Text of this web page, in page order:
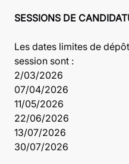
SESSIONS DE
Les dates limites de
session sont :
2/03/2026
07/04/2026
11/05/2026
22/06/2026
13/07/2026
30/07/2026